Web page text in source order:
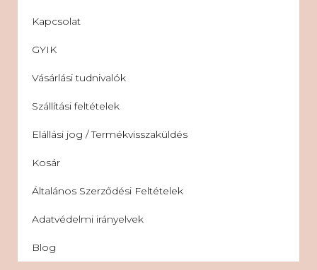
Kapcsolat
GYIK
Vásárlási tudnivalók
Szállítási feltételek
Elállási jog / Termékvisszaküldés
Kosár
Általános Szerződési Feltételek
Adatvédelmi irányelvek
Blog